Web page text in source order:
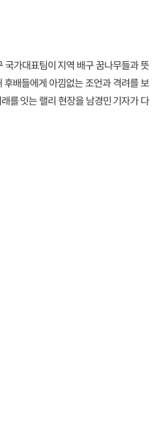
가대표팀이 지역 배구 꿈나무들과 뜻
배들에게 아낌없는 조언과 격려를 보
를 잇는 랠리 현장을 남경민 기자가 다